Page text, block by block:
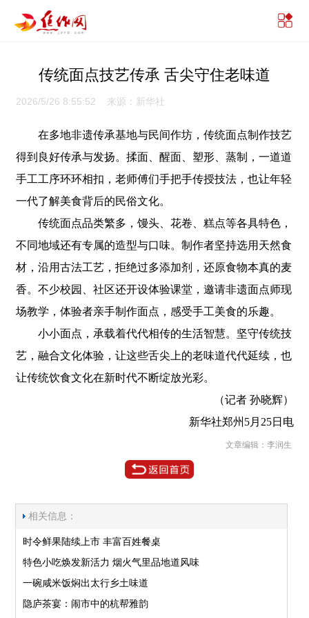
传统面点技艺传承 舌尖守住老味道
2026/5/26 8:55:52 来源：新华社
在多地非遗传承基地与民间作坊，传统面点制作技艺
得到良好传承与发扬。揉面、醒面、塑形、蒸制，一道道
手工工序环环相扣，老师傅们手把手传授技法，也让年轻
一代了解美食背后的民俗文化。
传统面点品类繁多，馒头、花卷、糕点等各具特色，
不同地域还有专属的造型与口味。制作者坚持选用天然食
材，沿用古法工艺，拒绝过多添加剂，还原食物本真的麦
香。不少校园、社区还开设体验课堂，邀请非遗面点师现
场教学，体验者亲手制作面点，感受手工美食的乐趣。
小小面点，承载着代代相传的生活智慧。坚守传统技
艺，融合文化体验，让这些舌尖上的老味道代代延续，也
让传统饮食文化在新时代不断绽放光彩。
（记者 孙晓辉）
新华社郑州5月25日电
文章编辑：李润生
相关信息：
时令鲜果陆续上市 丰富百姓餐桌
特色小吃焕发新活力 烟火气里品地道风味
一碗咸米饭焖出太行乡土味道
隐庐茶宴：闹市中的杭帮雅韵